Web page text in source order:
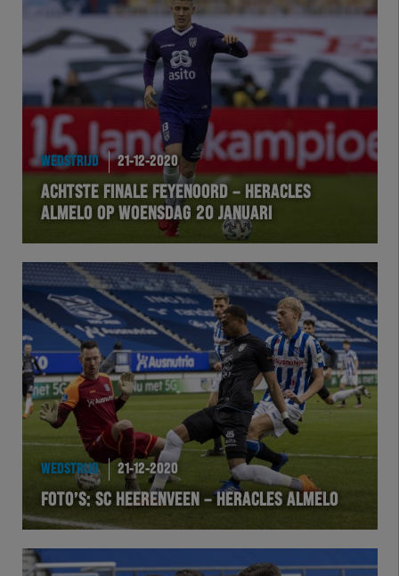
Natuurgras
Wedstrijd
Heracles
BusinessClub
Herakids
Team Zwart Wit
Futsal
eSports
Academie
WEDSTRIJD 21-12-2020
ACHTSTE FINALE FEYENOORD – HERACLES
ALMELO OP WOENSDAG 20 JANUARI
WEDSTRIJD 21-12-2020
FOTO’S: SC HEERENVEEN – HERACLES ALMELO